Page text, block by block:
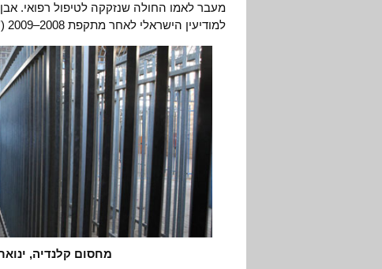
מעבר לאמו החולה שנזקקה לטיפול רפואי.
למודיעין הישראלי לאחר מתקפת 2008–2009 ('עופרת יצוקה') כיוון שהובטח לו היתר עבודה בישראל.
מחסום קלנדיה, ינואר 2012 (צילום: